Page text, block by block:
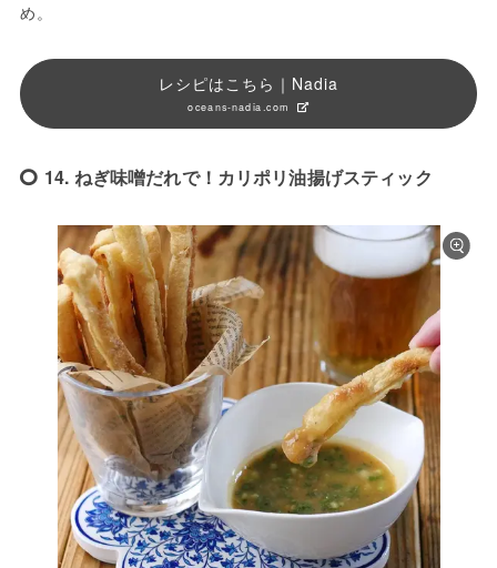
め。
レシピはこちら｜Nadia
oceans-nadia.com
14. ねぎ味噌だれで！カリポリ油揚げスティック